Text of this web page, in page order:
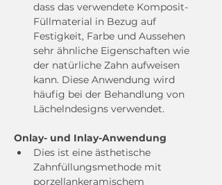
dass das verwendete Komposit-
Füllmaterial in Bezug auf
Festigkeit, Farbe und Aussehen
sehr ähnliche Eigenschaften wie
der natürliche Zahn aufweisen
kann. Diese Anwendung wird
häufig bei der Behandlung von
Lächelndesigns verwendet.
Onlay- und Inlay-Anwendung
Dies ist eine ästhetische
Zahnfüllungsmethode mit
porzellankeramischem